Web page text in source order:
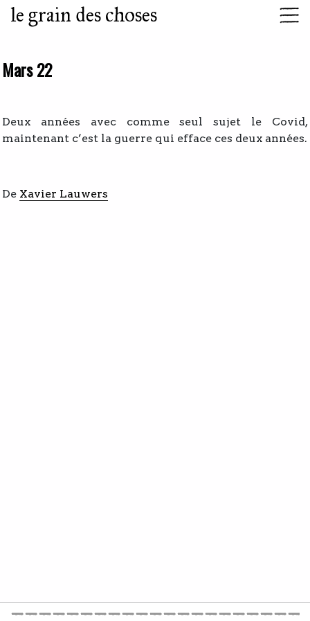
le grain des choses
Mars 22
Deux années avec comme seul sujet le Covid,
maintenant c’est la guerre qui efface ces deux années.
De Xavier Lauwers